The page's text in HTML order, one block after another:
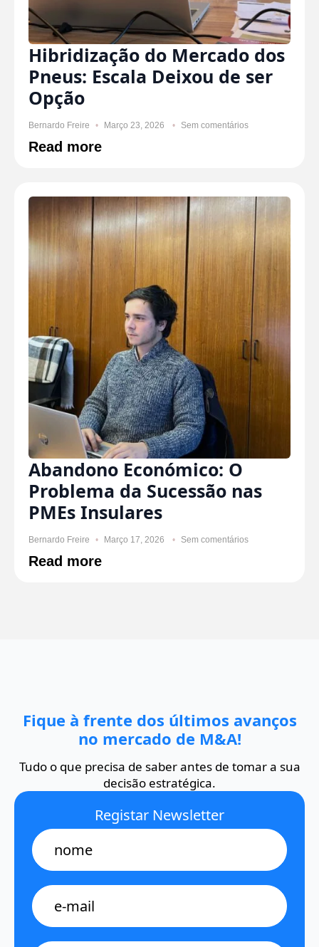
Hibridização do Mercado dos
Pneus: Escala Deixou de ser
Opção
Bernardo Freire Março 23, 2026 Sem comentários
Read more
Abandono Económico: O
Problema da Sucessão nas
PMEs Insulares
Bernardo Freire Março 17, 2026 Sem comentários
Read more
Fique à frente dos últimos avanços
no mercado de M&A!
Tudo o que precisa de saber antes de tomar a sua
decisão estratégica.
Registar Newsletter
Name
E-
mail
*